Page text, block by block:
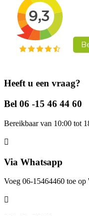
Heeft u een vraag?
Bel 06 -15 46 44 60
Bereikbaar van 10:00 tot
Via Whatsapp
Voeg 06-15464460 toe op